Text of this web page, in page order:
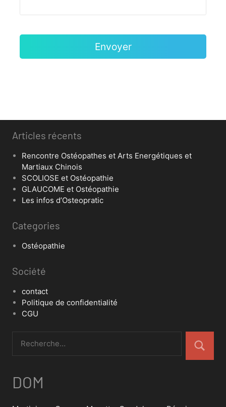
Articles récents
Rencontre Ostéopathes et Arts Energétiques et
Martiaux Chinois
SCOLIOSE et Ostéopathie
GLAUCOME et Ostéopathie
Les infos d’Osteopratic
Categories
Ostéopathie
Société
contact
Politique de confidentialité
CGU
DOM